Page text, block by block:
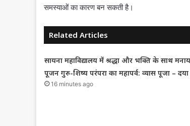
समस्याओं का कारण बन सकती है।
Related Articles
सायना महाविद्यालय में श्रद्धा और भक्ति के साथ
पूजन गुरु-शिष्य परंपरा का महापर्व: व्यास पूजा –
16 minutes ago